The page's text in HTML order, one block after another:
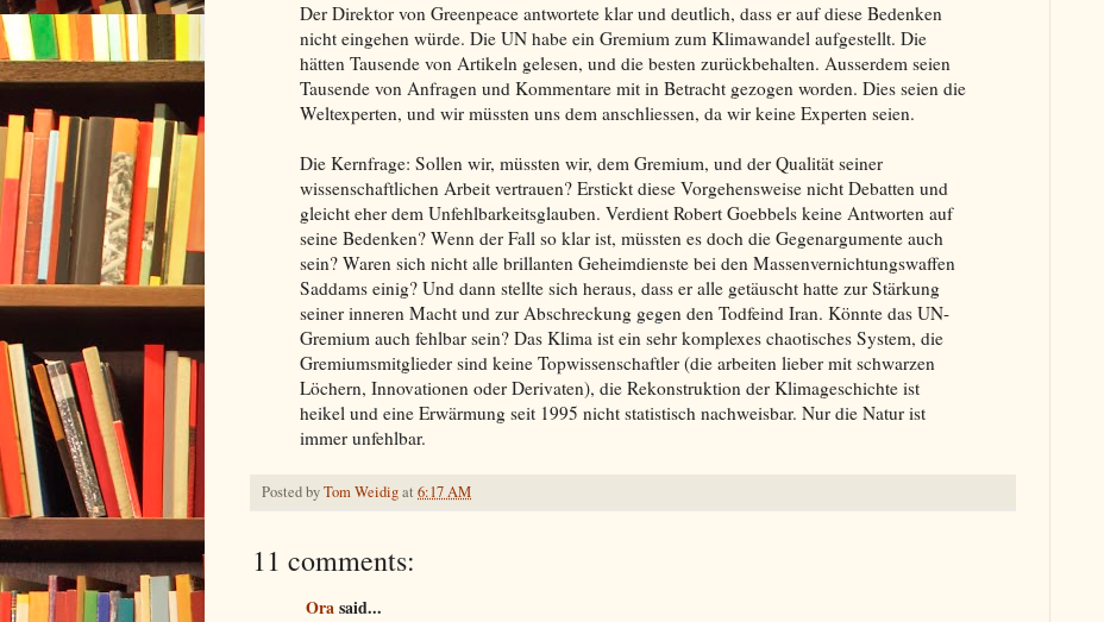
Der Direktor von Greenpeace antwortete klar und deutlich, dass er auf diese Bedenken
nicht eingehen würde. Die UN habe ein Gremium zum Klimawandel aufgestellt. Die
hätten Tausende von Artikeln gelesen, und die besten zurückbehalten. Ausserdem seien
Tausende von Anfragen und Kommentare mit in Betracht gezogen worden. Dies seien die
Weltexperten, und wir müssten uns dem anschliessen, da wir keine Experten seien.
Die Kernfrage: Sollen wir, müssten wir, dem Gremium, und der Qualität seiner
wissenschaftlichen Arbeit vertrauen? Erstickt diese Vorgehensweise nicht Debatten und
gleicht eher dem Unfehlbarkeitsglauben. Verdient Robert Goebbels keine Antworten auf
seine Bedenken? Wenn der Fall so klar ist, müssten es doch die Gegenargumente auch
sein? Waren sich nicht alle brillanten Geheimdienste bei den Massenvernichtungswaffen
Saddams einig? Und dann stellte sich heraus, dass er alle getäuscht hatte zur Stärkung
seiner inneren Macht und zur Abschreckung gegen den Todfeind Iran. Könnte das UN-
Gremium auch fehlbar sein? Das Klima ist ein sehr komplexes chaotisches System, die
Gremiumsmitglieder sind keine Topwissenschaftler (die arbeiten lieber mit schwarzen
Löchern, Innovationen oder Derivaten), die Rekonstruktion der Klimageschichte ist
heikel und eine Erwärmung seit 1995 nicht statistisch nachweisbar. Nur die Natur ist
immer unfehlbar.
Posted byTom Weidigat 6:17 AM
11 comments:
Orasaid...